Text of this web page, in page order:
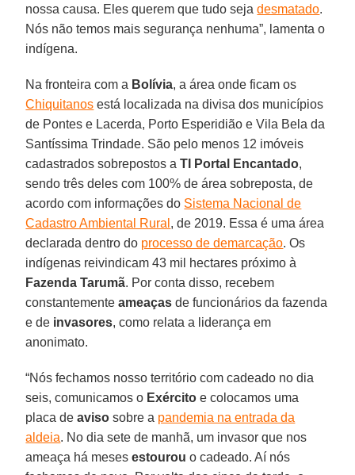
nossa causa. Eles querem que tudo sejadesmatado.
Nós não temos mais segurança nenhuma”, lamenta o
indígena.
Na fronteira com a Bolívia, a área onde ficam os
Chiquitanos está localizada na divisa dos municípios
de Pontes e Lacerda, Porto Esperidião e Vila Bela da
Santíssima Trindade. São pelo menos 12 imóveis
cadastrados sobrepostos aTI Portal Encantado,
sendo três deles com 100% de área sobreposta, de
acordo com informações do Sistema Nacional de
Cadastro Ambiental Rural , de 2019. Essa é uma área
declarada dentro do processo de demarcação. Os
indígenas reivindicam 43 mil hectares próximo à
Fazenda Tarumã. Por conta disso, recebem
constantementeameaças de funcionários da fazenda
e de invasores, como relata a liderança em
anonimato.
“Nós fechamos nosso território com cadeado no dia
seis, comunicamos o Exército e colocamos uma
placa deaviso sobre a pandemia na entrada da
aldeia. No dia sete de manhã, um invasor que nos
ameaça há mesesestourou o cadeado. Aí nós